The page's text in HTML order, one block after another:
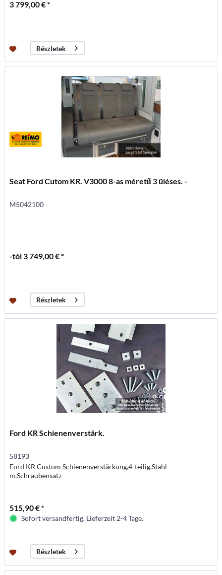
3 799,00 € *
Részletek
Seat Ford Cutom KR. V3000 8-as méretű 3 üléses. -
M5042100
-tól 3 749,00 € *
Részletek
Ford KR Schienenverstärk.
58193
Ford KR Custom Schienenverstärkung,4-teilig,Stahl
m.Schraubensatz
515,90 € *
Sofort versandfertig. Lieferzeit 2-4 Tage.
Részletek